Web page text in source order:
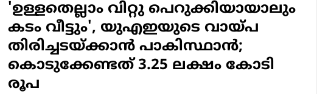
'ഉള്ളതെല്ലാം വിറ്റു പെറുക്കിയായാലും
കടം വീട്ടും', യുഎഇയുടെ വായ്പ
തിരിച്ചടയ്ക്കാന്‍ പാകിസ്ഥാന്‍;
കൊടുക്കേണ്ടത് 3.25 ലക്ഷം കോടി
രൂപ